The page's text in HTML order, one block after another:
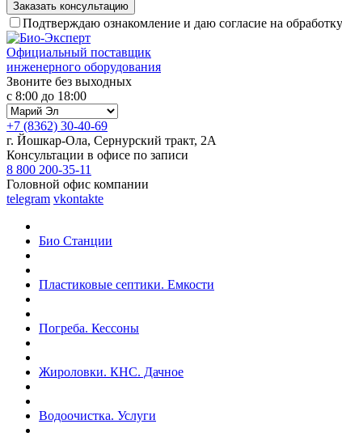
Подтверждаю ознакомление и даю согласие на
Официальный поставщик
инженерного оборудования
Звоните без выходных
с 8:00 до 18:00
+7 (8362) 30-40-69
г. Йошкар-Ола, Сернурский тракт, 2А
Консультации в офисе по записи
8 800 200-35-11
Головной офис компании
telegram vkontakte
Био Станции
Пластиковые септики. Емкости
Погреба. Кессоны
Жироловки. КНС. Дачное
Водоочистка. Услуги